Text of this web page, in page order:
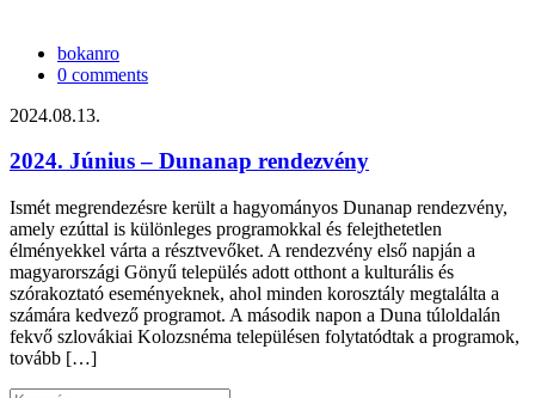
bokanro
0 comments
2024.08.13.
2024. Június – Dunanap rendezvény
Ismét megrendezésre került a hagyományos Dunanap rendezvény,
amely ezúttal is különleges programokkal és felejthetetlen
élményekkel várta a résztvevőket. A rendezvény első napján a
magyarországi Gönyű település adott otthont a kulturális és
szórakoztató eseményeknek, ahol minden korosztály megtalálta a
számára kedvező programot. A második napon a Duna túloldalán
fekvő szlovákiai Kolozsnéma településen folytatódtak a programok,
tovább […]